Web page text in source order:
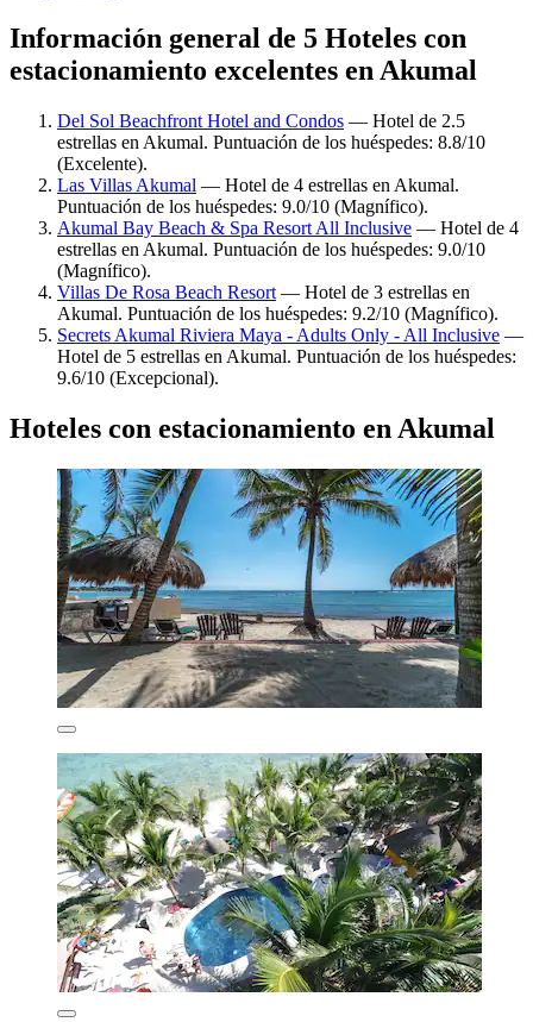
Información general de 5 Hoteles con
estacionamiento excelentes en Akumal
Del Sol Beachfront Hotel and Condos — Hotel de 2.5
estrellas en Akumal. Puntuación de los huéspedes: 8.8/10
(Excelente).
Las Villas Akumal — Hotel de 4 estrellas en Akumal.
Puntuación de los huéspedes: 9.0/10 (Magnífico).
Akumal Bay Beach & Spa Resort All Inclusive — Hotel de 4
estrellas en Akumal. Puntuación de los huéspedes: 9.0/10
(Magnífico).
Villas De Rosa Beach Resort — Hotel de 3 estrellas en
Akumal. Puntuación de los huéspedes: 9.2/10 (Magnífico).
Secrets Akumal Riviera Maya - Adults Only - All Inclusive —
Hotel de 5 estrellas en Akumal. Puntuación de los huéspedes:
9.6/10 (Excepcional).
Hoteles con estacionamiento en Akumal